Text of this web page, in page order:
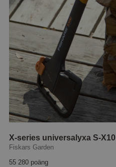
X-series universalyxa S-X10
Fiskars Garden
55 280 poäng